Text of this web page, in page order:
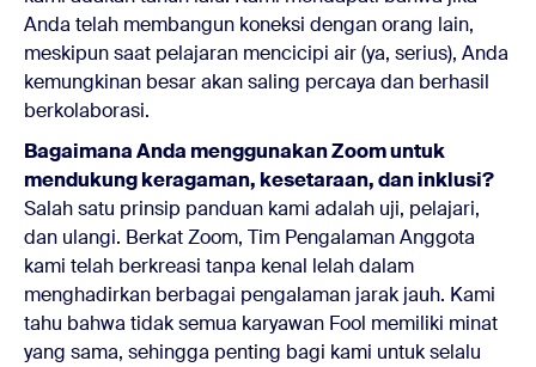
Anda telah membangun koneksi dengan orang lain,
meskipun saat pelajaran mencicipi air (ya, serius), Anda
kemungkinan besar akan saling percaya dan berhasil
berkolaborasi.
Bagaimana Anda menggunakan Zoom untuk
mendukung keragaman, kesetaraan, dan inklusi?
Salah satu prinsip panduan kami adalah uji, pelajari,
dan ulangi. Berkat Zoom, Tim Pengalaman Anggota
kami telah berkreasi tanpa kenal lelah dalam
menghadirkan berbagai pengalaman jarak jauh. Kami
tahu bahwa tidak semua karyawan Fool memiliki minat
yang sama, sehingga penting bagi kami untuk selalu